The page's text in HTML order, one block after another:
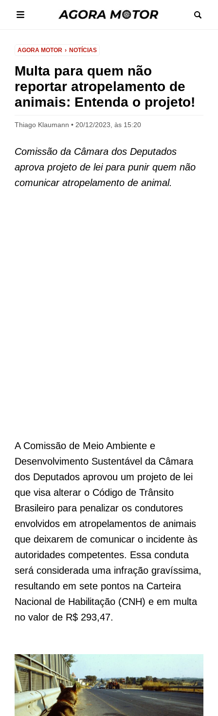
AGORA MOTOR NOTÍCIAS
Multa para quem não
reportar atropelamento de
animais: Entenda o projeto!
Thiago Klaumann 20/12/2023, às 15:20
Comissão da Câmara dos Deputados
aprova projeto de lei para punir quem não
comunicar atropelamento de animal.
A Comissão de Meio Ambiente e
Desenvolvimento Sustentável da Câmara
dos Deputados aprovou um projeto de lei
que visa alterar o Código de Trânsito
Brasileiro para penalizar os condutores
envolvidos em atropelamentos de animais
que deixarem de comunicar o incidente às
autoridades competentes. Essa conduta
será considerada uma infração gravíssima,
resultando em sete pontos na Carteira
Nacional de Habilitação (CNH) e em multa
no valor de R$ 293,47.